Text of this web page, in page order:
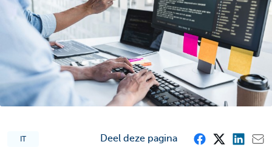
Particulieren
IT Deel deze pagina